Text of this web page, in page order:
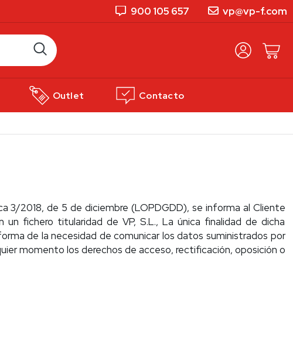
900 105 657 vp@vp-f.com
Outlet Contacto
3/2018, de 5 de diciembre (LOPDGDD), se informa al Cliente
fichero titularidad de VP, S.L., La única finalidad de dicha
de la necesidad de comunicar los datos suministrados por
momento los derechos de acceso, rectificación, oposición o